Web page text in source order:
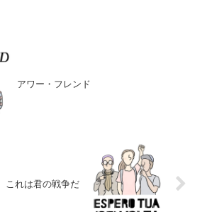
アワー・フレンド
これは君の戦争だ